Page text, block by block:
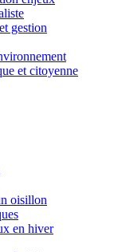
gestion
et citoyenne
oisillon
en hiver